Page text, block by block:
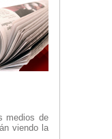
medios de
viendo la